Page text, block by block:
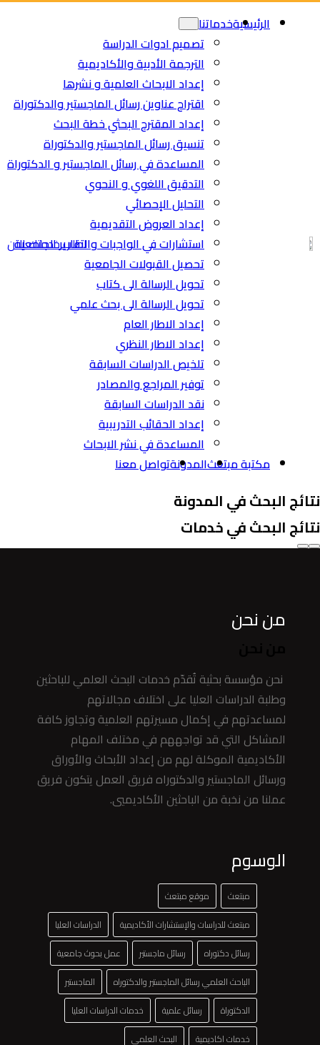
Skip
الرئيسيةخدماتنا
تصميم ادوات الدراسة
الترجمة الأدبية والأكاديمية
إعداد الابحاث العلمية و نشرها
اقتراح عناوين رسائل الماجستير والدكتوراة
إعداد المقترح البحثي خطة البحث
تنسيق رسائل الماجستير والدكتوراة
المساعدة في رسائل الماجستير و الدكتوراة
التدقيق اللغوي و النحوي
التحليل الإحصائي
إعداد العروض التقديمية
استشارات في الواجبات والتقارير الجامعية
تحصيل القبولات الجامعية
تحويل الرسالة الى كتاب
تحويل الرسالة الى بحث علمي
إعداد الاطار العام
إعداد الاطار النظري
تلخيص الدراسات السابقة
توفير المراجع والمصادر
نقد الدراسات السابقة
إعداد الحقائب التدريبية
المساعدة في نشر الابحاث
مكتبة مبتعثالمدونةتواصل معنا
اطلب خدمتك الان
نتائج البحث في المدونة
نتائج البحث في خدمات
من نحن
نحن مؤسسة بحثية تُقدّم خدمات البحث العلمي للباحثين
وطلبة الدراسات العليا على اختلاف مجالاتهم
لمساعدتهم في إكمال مسيرتهم العلمية وتجاوز كافة
المشاكل التي قد تواجههم في مختلف المهام
الأكاديمية الموكلة لهم من إعداد الأبحاث والأوراق
ورسائل الماجستير والدكتوراه فريق العمل يتكون فريق
عملنا من نخبة من الباحثين الأكاديميي.
الوسوم
مبتعث
موقع مبتعث
مبتعث للدراسات والإستشارات الأكاديمية
الدراسات العليا
رسائل دكتوراه
رسائل ماجستير
عمل بحوث جامعية
الباحث العلمي رسائل الماجستير والدكتوراه
الماجستير
الدكتوراة
رسائل علمية
خدمات الدراسات العليا
خدمات اكاديمية
البحث العلمي